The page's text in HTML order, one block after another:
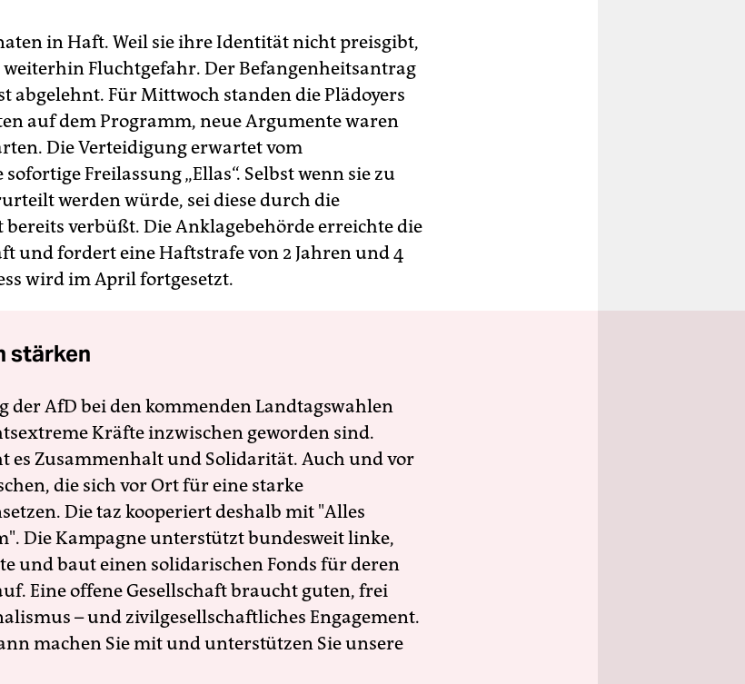
in Haft. Weil sie ihre Identität nicht preisgibt,
weiterhin Fluchtgefahr. Der Befangenheitsantrag
abgelehnt. Für Mittwoch standen die Plädoyers
auf dem Programm, neue Argumente waren
Die Verteidigung erwartet vom
Freilassung „Ellas“. Selbst wenn sie zu
werden würde, sei diese durch die
verbüßt. Die Anklagebehörde erreichte die
und fordert eine Haftstrafe von 2 Jahren und 4
wird im April fortgesetzt.
stärken
der AfD bei den kommenden Landtagswahlen
Kräfte inzwischen geworden sind.
es Zusammenhalt und Solidarität. Auch und vor
die sich vor Ort für eine starke
Die taz kooperiert deshalb mit "Alles
Die Kampagne unterstützt bundesweit linke,
und baut einen solidarischen Fonds für deren
Eine offene Gesellschaft braucht guten, frei
– und zivilgesellschaftliches Engagement.
machen Sie mit und unterstützen Sie unsere